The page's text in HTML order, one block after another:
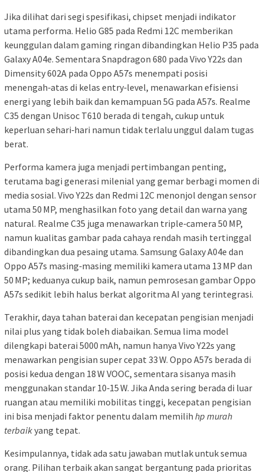
Jika dilihat dari segi spesifikasi, chipset menjadi indikator
utama performa. Helio G85 pada Redmi 12C memberikan
keunggulan dalam gaming ringan dibandingkan Helio P35 pada
Galaxy A04e. Sementara Snapdragon 680 pada Vivo Y22s dan
Dimensity 602A pada Oppo A57s menempati posisi
menengah‑atas di kelas entry‑level, menawarkan efisiensi
energi yang lebih baik dan kemampuan 5G pada A57s. Realme
C35 dengan Unisoc T610 berada di tengah, cukup untuk
keperluan sehari‑hari namun tidak terlalu unggul dalam tugas
berat.
Performa kamera juga menjadi pertimbangan penting,
terutama bagi generasi milenial yang gemar berbagi momen di
media sosial. Vivo Y22s dan Redmi 12C menonjol dengan sensor
utama 50 MP, menghasilkan foto yang detail dan warna yang
natural. Realme C35 juga menawarkan triple‑camera 50 MP,
namun kualitas gambar pada cahaya rendah masih tertinggal
dibandingkan dua pesaing utama. Samsung Galaxy A04e dan
Oppo A57s masing‑masing memiliki kamera utama 13 MP dan
50 MP; keduanya cukup baik, namun pemrosesan gambar Oppo
A57s sedikit lebih halus berkat algoritma AI yang terintegrasi.
Terakhir, daya tahan baterai dan kecepatan pengisian menjadi
nilai plus yang tidak boleh diabaikan. Semua lima model
dilengkapi baterai 5000 mAh, namun hanya Vivo Y22s yang
menawarkan pengisian super cepat 33 W. Oppo A57s berada di
posisi kedua dengan 18 W VOOC, sementara sisanya masih
menggunakan standar 10‑15 W. Jika Anda sering berada di luar
ruangan atau memiliki mobilitas tinggi, kecepatan pengisian
ini bisa menjadi faktor penentu dalam memilih hp murah
terbaikyang tepat.
Kesimpulannya, tidak ada satu jawaban mutlak untuk semua
orang. Pilihan terbaik akan sangat bergantung pada prioritas